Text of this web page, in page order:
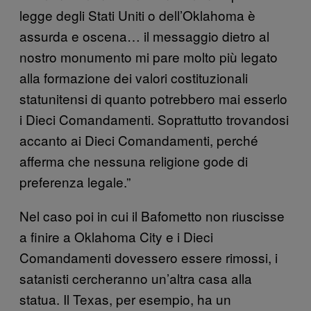
legge degli Stati Uniti o dell’Oklahoma è
assurda e oscena… il messaggio dietro al
nostro monumento mi pare molto più legato
alla formazione dei valori costituzionali
statunitensi di quanto potrebbero mai esserlo
i Dieci Comandamenti. Soprattutto trovandosi
accanto ai Dieci Comandamenti, perché
afferma che nessuna religione gode di
preferenza legale.”
Nel caso poi in cui il Bafometto non riuscisse
a finire a Oklahoma City e i Dieci
Comandamenti dovessero essere rimossi, i
satanisti cercheranno un’altra casa alla
statua. Il Texas, per esempio, ha un